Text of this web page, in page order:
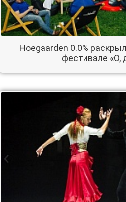
Hoegaarden 0.0%
фестивале «О,